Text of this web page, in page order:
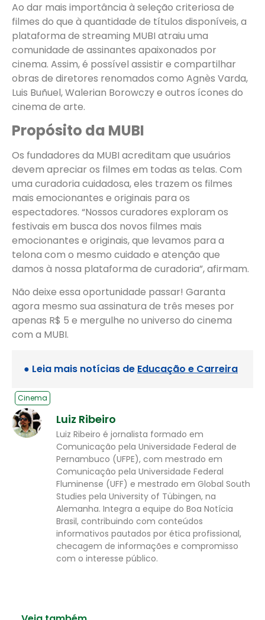
Ao dar mais importância à seleção criteriosa de
filmes do que à quantidade de títulos disponíveis, a
plataforma de streaming MUBI atraiu uma
comunidade de assinantes apaixonados por
cinema. Assim, é possível assistir e compartilhar
obras de diretores renomados como Agnès Varda,
Luis Buñuel, Walerian Borowczy e outros ícones do
cinema de arte.
Propósito da MUBI
Os fundadores da MUBI acreditam que usuários
devem apreciar os filmes em todas as telas. Com
uma curadoria cuidadosa, eles trazem os filmes
mais emocionantes e originais para os
espectadores. “Nossos curadores exploram os
festivais em busca dos novos filmes mais
emocionantes e originais, que levamos para a
telona com o mesmo cuidado e atenção que
damos à nossa plataforma de curadoria”, afirmam.
Não deixe essa oportunidade passar! Garanta
agora mesmo sua assinatura de três meses por
apenas R$ 5 e mergulhe no universo do cinema
com a MUBI.
● Leia mais notícias de Educação e Carreira
Cinema
Luiz Ribeiro
Luiz Ribeiro é jornalista formado em
Comunicação pela Universidade Federal de
Pernambuco (UFPE), com mestrado em
Comunicação pela Universidade Federal
Fluminense (UFF) e mestrado em Global South
Studies pela University of Tübingen, na
Alemanha. Integra a equipe do Boa Notícia
Brasil, contribuindo com conteúdos
informativos pautados por ética profissional,
checagem de informações e compromisso
com o interesse público.